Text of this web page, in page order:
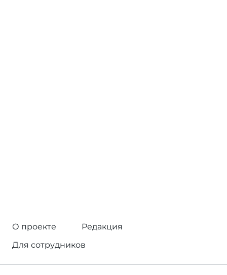
О проекте
Редакция
Для сотрудников